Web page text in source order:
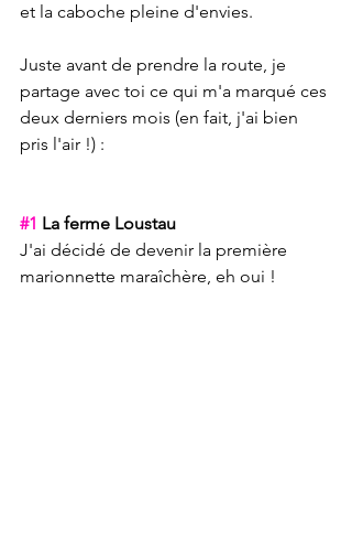
et la caboche pleine d'envies.
Juste avant de prendre la route, je
partage avec toi ce qui m'a marqué ces
deux derniers mois (en fait, j'ai bien
pris l'air !) :
#1 La ferme Loustau
J'ai décidé de devenir la première
marionnette maraîchère, eh oui !